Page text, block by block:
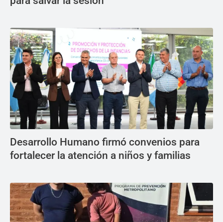
Desarrollo Humano firmó convenios para
fortalecer la atención a niños y familias